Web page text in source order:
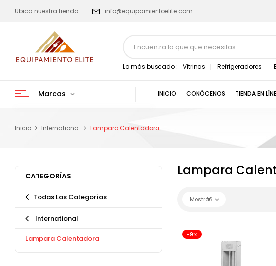
Ubica nuestra tienda info@equipamientoelite.com
Lo más buscado : Vitrinas Refrigeradores
Marcas INICIO CONÓCENOS TIENDA EN
Inicio International Lampara Calentadora
CATEGORÍAS
Todas Las Categorías
International
Lampara Calentadora
Lampara
Mostrar
16
-9%